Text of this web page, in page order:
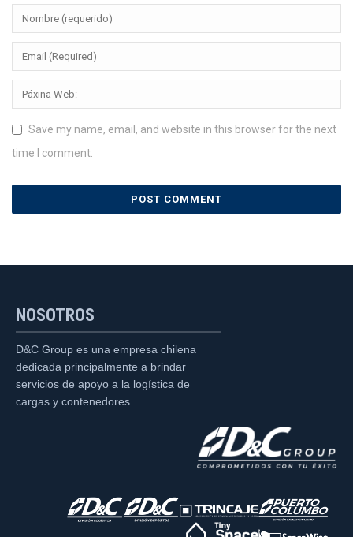
Save my name, email, and website in this browser for the next
time I comment.
NOSOTROS
D&C Group es una empresa chilena
dedicada principalmente a brindar
servicios de apoyo a la logística de
cargas y contenedores.